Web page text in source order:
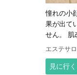
憧れの小
果が出て
せん。 肌
エステサ
見に行く